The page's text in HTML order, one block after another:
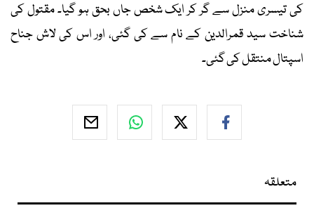
کی تیسری منزل سے گر کر ایک شخص جاں بحق ہو گیا۔ مقتول کی
شناخت سید قمرالدین کے نام سے کی گئی، اور اس کی لاش جناح
اسپتال منتقل کی گئی۔
متعلقہ